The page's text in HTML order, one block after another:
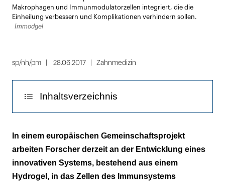
Makrophagen und Immunmodulatorzellen integriert, die die
Einheilung verbessern und Komplikationen verhindern sollen.
Immodgel
sp/nh/pm 28.06.2017 Zahnmedizin
Inhaltsverzeichnis
Implantatinsertion ohne Nebenwirkungen
Ein europäisches Gemeinschaftsprojekt
In einem europäischen Gemeinschaftsprojekt
arbeiten Forscher derzeit an der Entwicklung eines
innovativen Systems, bestehend aus einem
Hydrogel, in das Zellen des Immunsystems